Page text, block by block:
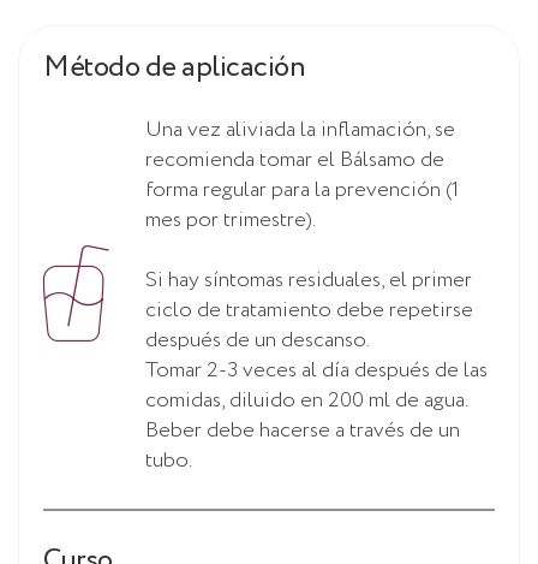
Método de aplicación
Una vez aliviada la inflamación, se
recomienda tomar el Bálsamo de
forma regular para la prevención (1
mes por trimestre).
Si hay síntomas residuales, el primer
ciclo de tratamiento debe repetirse
después de un descanso.
Tomar 2-3 veces al día después de las
comidas, diluido en 200 ml de agua.
Beber debe hacerse a través de un
tubo.